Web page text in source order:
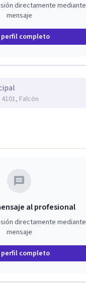
directamente mediante
mensaje
perfil completo
Falcón
al profesional
directamente mediante
mensaje
perfil completo